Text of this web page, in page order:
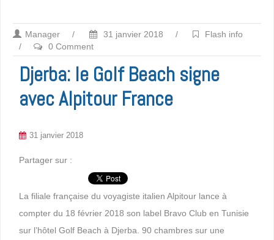
Manager / 31 janvier 2018 /
Flash info
/
0 Comment
Djerba: le Golf Beach signe
avec Alpitour France
31 janvier 2018
Partager sur :
La filiale française du voyagiste italien Alpitour lance à
compter du 18 février 2018 son label Bravo Club en Tunisie
sur l’hôtel Golf Beach à Djerba. 90 chambres sur une